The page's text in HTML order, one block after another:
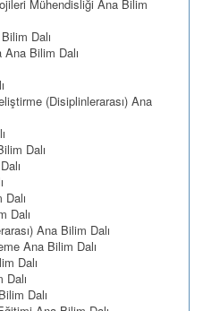
Mühendisliği Ana Bilim
Dalı
Ana Bilim Dalı
(Disiplinlerarası) Ana
Dalı
Dalı
Ana Bilim Dalı
Ana Bilim Dalı
Dalı
Dalı